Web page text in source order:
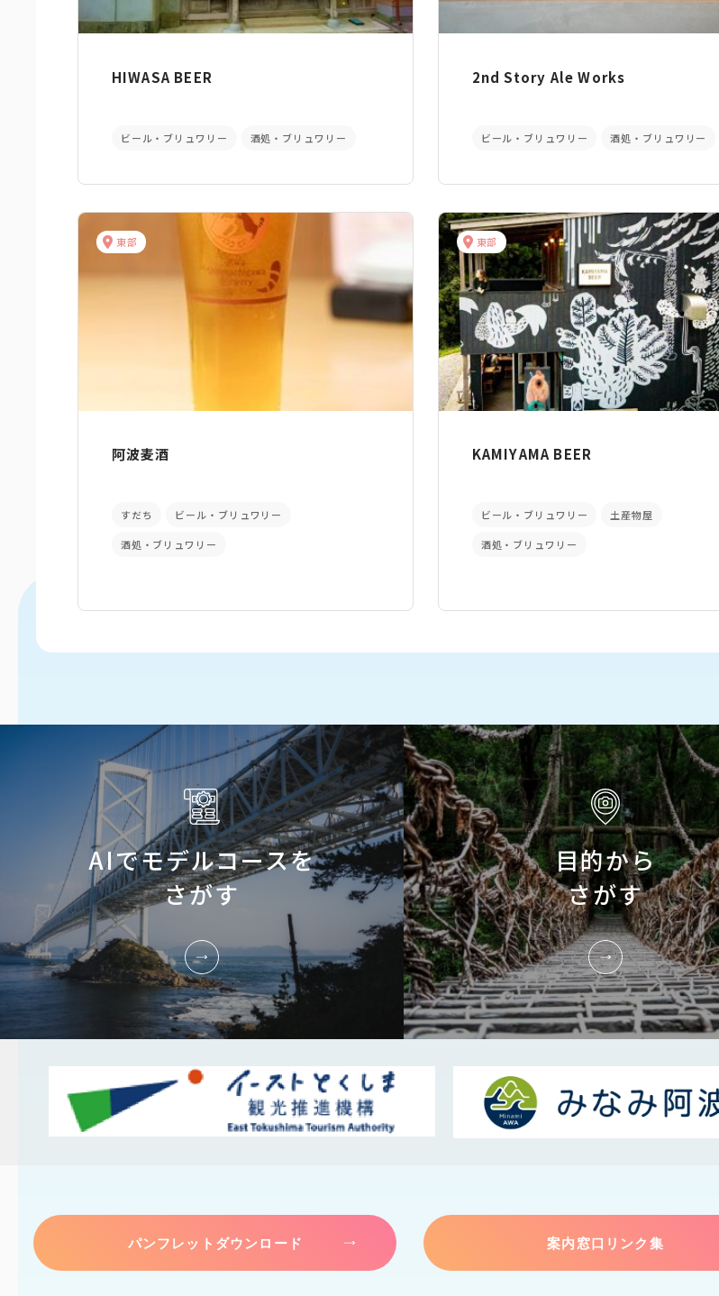
HIWASA BEER
ビール・ブリュワリー 酒処・ブリュワリー
2nd Story Ale Works
ビール・ブリュワリー 酒処・ブリュワリー
東部
阿波麦酒
すだち ビール・ブリュワリー
酒処・ブリュワリー
東部
KAMIYAMA BEER
ビール・ブリュワリー 土産物屋
酒処・ブリュワリー
AIでモデルコースを
さがす
目的から
さがす
パンフレットダウンロード 案内窓口リンク集